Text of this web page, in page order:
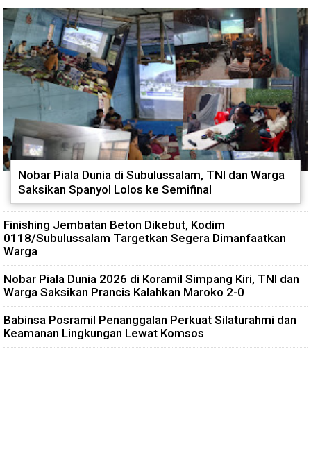
Nobar Piala Dunia di Subulussalam, TNI dan Warga
Saksikan Spanyol Lolos ke Semifinal
Finishing Jembatan Beton Dikebut, Kodim
0118/Subulussalam Targetkan Segera Dimanfaatkan
Warga
Nobar Piala Dunia 2026 di Koramil Simpang Kiri, TNI dan
Warga Saksikan Prancis Kalahkan Maroko 2-0
Babinsa Posramil Penanggalan Perkuat Silaturahmi dan
Keamanan Lingkungan Lewat Komsos